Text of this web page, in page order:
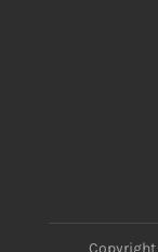
Copyright